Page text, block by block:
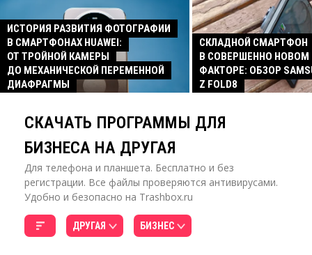
ИСТОРИЯ РАЗВИТИЯ ФОТОГРАФИИ
В СМАРТФОНАХ HUAWEI:
ОТ ТРОЙНОЙ КАМЕРЫ
ДО МЕХАНИЧЕСКОЙ ПЕРЕМЕННОЙ
ДИАФРАГМЫ
СКЛАДНОЙ СМАРТФОН
В СОВЕРШЕННО
ФАКТОРЕ: ОБЗОР
Z FOLD8
СКАЧАТЬ ПРОГРАММЫ ДЛЯ
БИЗНЕСА НА ДРУГАЯ
Для телефона и планшета. Бесплатно и без
регистрации. Все файлы проверяются антивирусами.
Удобно и безопасно на Trashbox.ru
ДРУГАЯ БИЗНЕС